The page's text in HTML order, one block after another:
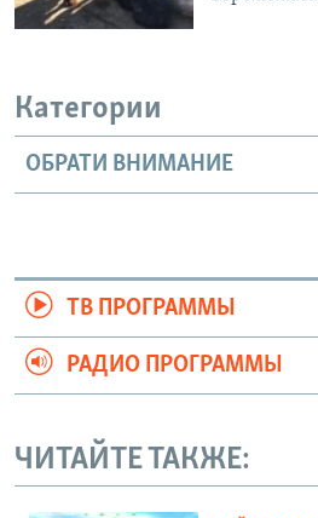
Категории
ОБРАТИ ВНИМАНИЕ
ТВ ПРОГРАММЫ
РАДИО ПРОГРАММЫ
ЧИТАЙТЕ ТАКЖЕ: